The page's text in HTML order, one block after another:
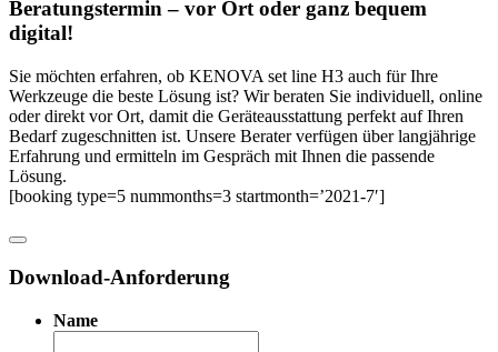
Beratungs­termin – vor Ort oder ganz bequem
digital!
Sie möchten erfahren, ob KENOVA set line H3 auch für Ihre
Werkzeuge die beste Lösung ist? Wir beraten Sie individuell, online
oder direkt vor Ort, damit die Geräteausstattung perfekt auf Ihren
Bedarf zugeschnitten ist. Unsere Berater verfügen über langjährige
Erfahrung und ermitteln im Gespräch mit Ihnen die passende
Lösung.
[booking type=5 nummonths=3 startmonth=’2021-7′]
Download-Anforderung
Name